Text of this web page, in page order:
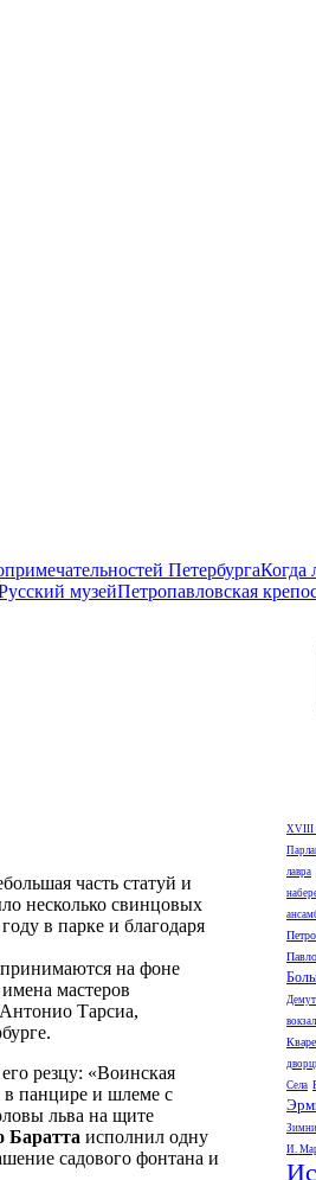
ПетербургаКогда
музейПетропавловская
часть статуй и
несколько свинцовых
в парке и благодаря
на фоне
мастеров
Тарсиа,
резцу: «Воинская
в панцире и шлеме с
льва на щите
Баратта исполнил одну
садового фонтана и
XVIII
лавра
Села
И.